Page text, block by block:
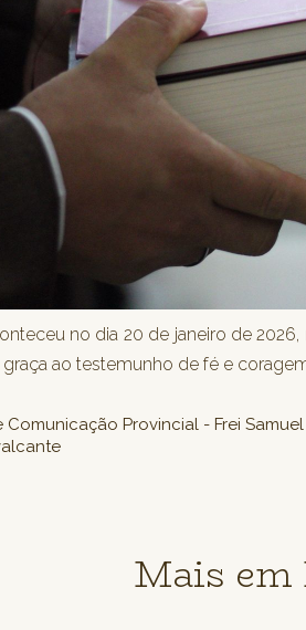
no dia 20 de janeiro de
ao testemunho de fé e
Comunicação Provincial - Frei Samuel
Mais